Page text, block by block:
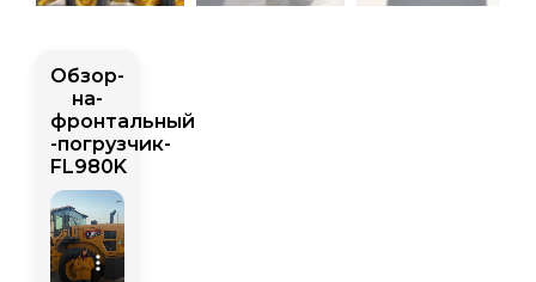
Обзор-
на-
фронтальный
-погрузчик-
FL980K